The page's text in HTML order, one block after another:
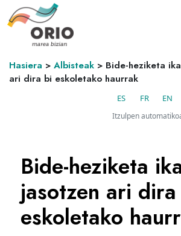
Hasiera > Albisteak > Bide-heziketa
ari dira bi eskoletako haurrak
ES FR EN
Itzulpen
Bide-heziketa
jasotzen ari
eskoletako